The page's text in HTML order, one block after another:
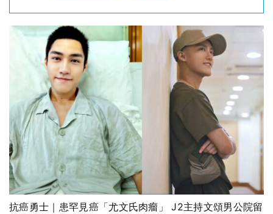
抗癌勇士｜患罕見癌「尤文氏肉瘤」 J2主持文頌男公院留